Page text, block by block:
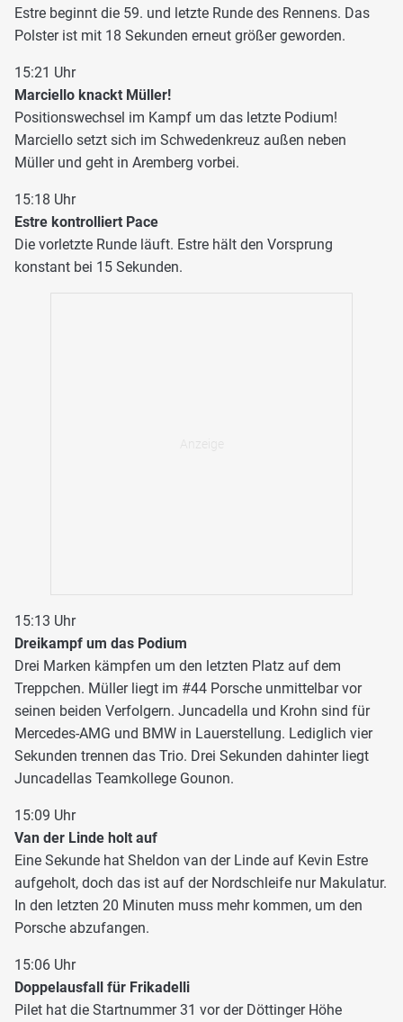
Estre beginnt die 59. und letzte Runde des Rennens. Das
Polster ist mit 18 Sekunden erneut größer geworden.
15:21 Uhr
Marciello knackt Müller!
Positionswechsel im Kampf um das letzte Podium!
Marciello setzt sich im Schwedenkreuz außen neben
Müller und geht in Aremberg vorbei.
15:18 Uhr
Estre kontrolliert Pace
Die vorletzte Runde läuft. Estre hält den Vorsprung
konstant bei 15 Sekunden.
15:13 Uhr
Dreikampf um das Podium
Drei Marken kämpfen um den letzten Platz auf dem
Treppchen. Müller liegt im #44 Porsche unmittelbar vor
seinen beiden Verfolgern. Juncadella und Krohn sind für
Mercedes-AMG und BMW in Lauerstellung. Lediglich vier
Sekunden trennen das Trio. Drei Sekunden dahinter liegt
Juncadellas Teamkollege Gounon.
15:09 Uhr
Van der Linde holt auf
Eine Sekunde hat Sheldon van der Linde auf Kevin Estre
aufgeholt, doch das ist auf der Nordschleife nur Makulatur.
In den letzten 20 Minuten muss mehr kommen, um den
Porsche abzufangen.
15:06 Uhr
Doppelausfall für Frikadelli
Pilet hat die Startnummer 31 vor der Döttinger Höhe